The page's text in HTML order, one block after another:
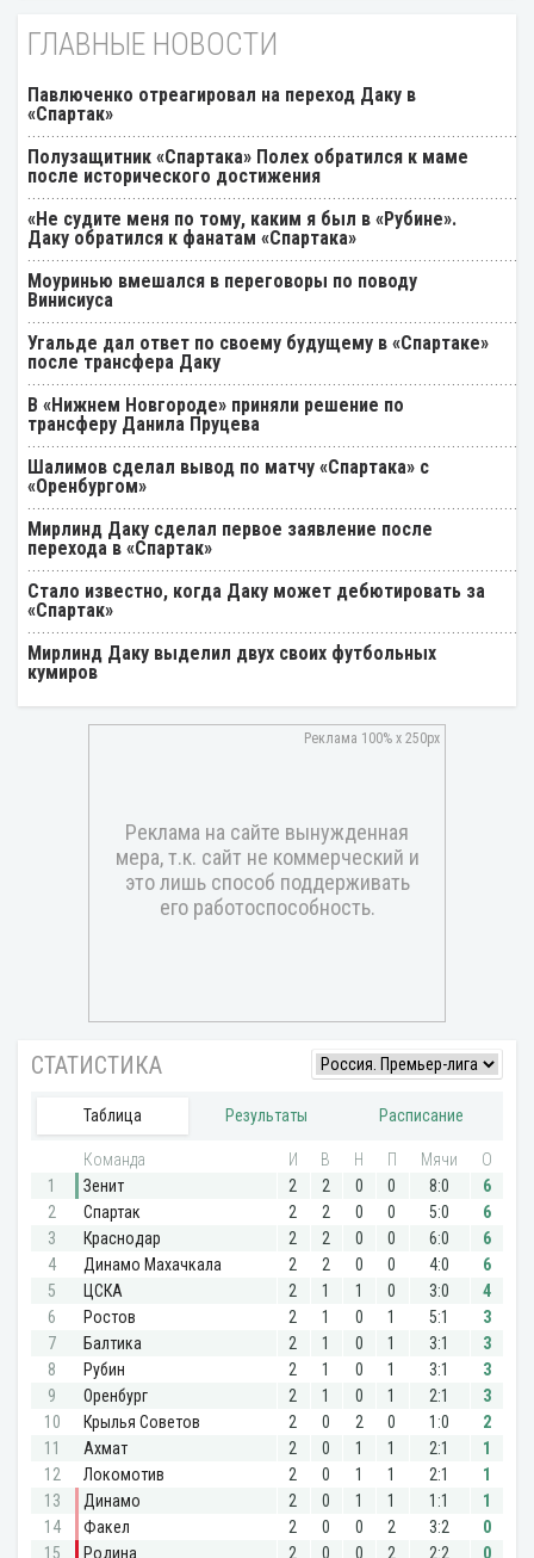
ГЛАВНЫЕ НОВОСТИ
Павлюченко отреагировал на переход Даку в
«Спартак»
Полузащитник «Спартака» Полех обратился к маме
после исторического достижения
«Не судите меня по тому, каким я был в «Рубине».
Даку обратился к фанатам «Спартака»
Моуринью вмешался в переговоры по поводу
Винисиуса
Угальде дал ответ по своему будущему в «Спартаке»
после трансфера Даку
В «Нижнем Новгороде» приняли решение по
трансферу Данила Пруцева
Шалимов сделал вывод по матчу «Спартака» с
«Оренбургом»
Мирлинд Даку сделал первое заявление после
перехода в «Спартак»
Стало известно, когда Даку может дебютировать за
«Спартак»
Мирлинд Даку выделил двух своих футбольных
кумиров